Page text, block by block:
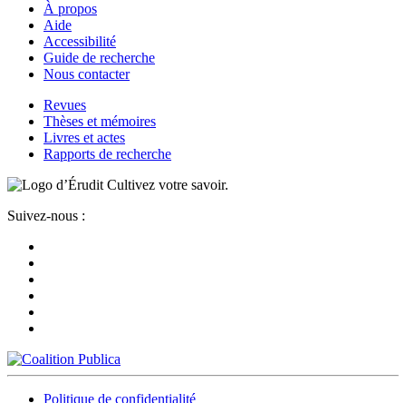
À propos
Aide
Accessibilité
Guide de recherche
Nous contacter
Revues
Thèses et mémoires
Livres et actes
Rapports de recherche
Cultivez votre savoir.
Suivez-nous :
Politique de confidentialité